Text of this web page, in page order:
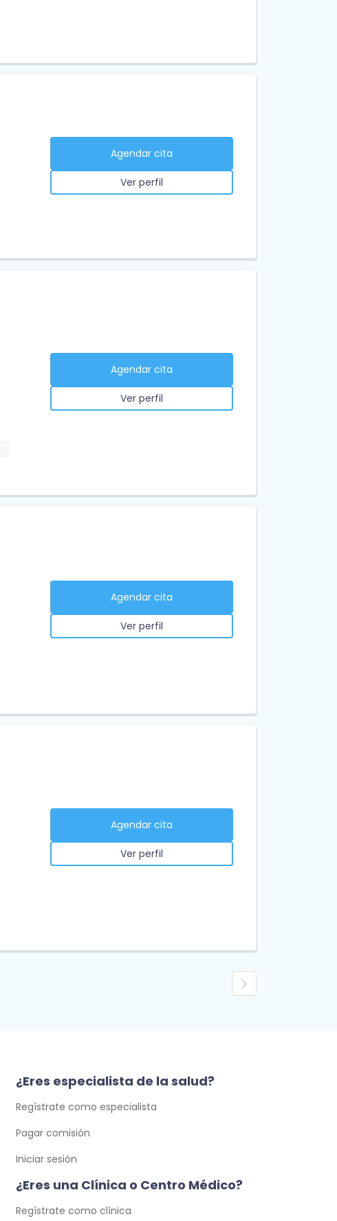
Agendar cita
Ver perfil
Agendar cita
Ver perfil
Agendar cita
Ver perfil
Agendar cita
Ver perfil
¿Eres especialista de la salud?
Regístrate como especialista
Pagar comisión
Iniciar sesión
¿Eres una Clínica o Centro Médico?
Regístrate como clínica